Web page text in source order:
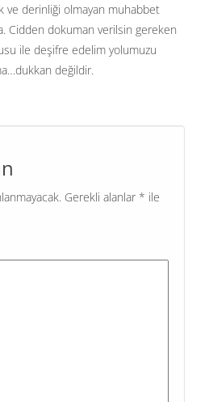
ve derinliği olmayan muhabbet
Cidden dokuman verilsin gereken
ile deşifre edelim yolumuzu
değildir.
Gerekli alanlar * ile